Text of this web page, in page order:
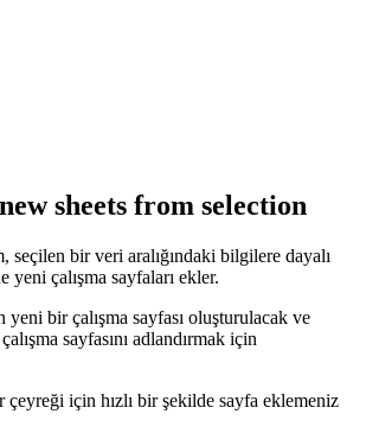
sheets from selection
seçilen bir veri aralığındaki bilgilere dayalı
yeni çalışma sayfaları ekler.
yeni bir çalışma sayfası oluşturulacak ve
sayfasını adlandırmak için
için hızlı bir şekilde sayfa eklemeniz